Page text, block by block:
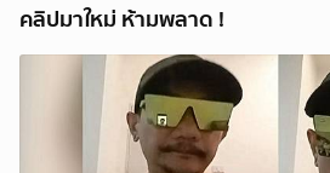
คลิปมาใหม่ ห้ามพลาด !